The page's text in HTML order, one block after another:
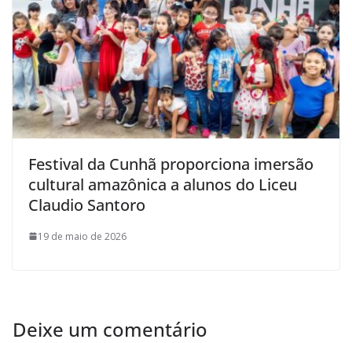
Festival da Cunhã proporciona imersão
cultural amazônica a alunos do Liceu
Claudio Santoro
19 de maio de 2026
Deixe um comentário